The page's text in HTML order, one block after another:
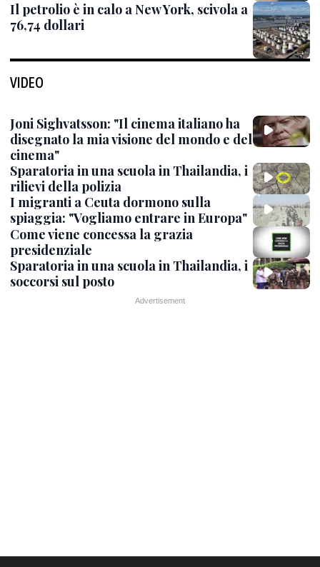
Il petrolio è in calo a New York, scivola a
76,74 dollari
VIDEO
Joni Sighvatsson: "Il cinema italiano ha
disegnato la mia visione del mondo e del
cinema"
Sparatoria in una scuola in Thailandia, i
rilievi della polizia
I migranti a Ceuta dormono sulla
spiaggia: "Vogliamo entrare in Europa"
Come viene concessa la grazia
presidenziale
Sparatoria in una scuola in Thailandia, i
soccorsi sul posto